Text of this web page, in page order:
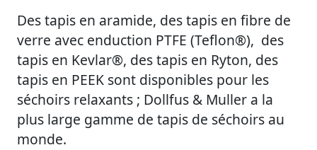
Des tapis en aramide, des tapis en fibre de
verre avec enduction PTFE (Teflon®), des
tapis en Kevlar®, des tapis en Ryton, des
tapis en PEEK sont disponibles pour les
séchoirs relaxants ; Dollfus & Muller a la
plus large gamme de tapis de séchoirs au
monde.